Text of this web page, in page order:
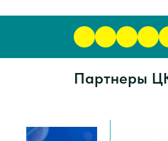
Партнеры